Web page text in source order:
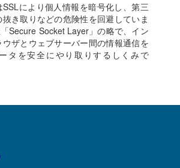
により個人情報を暗号化し、第三
き取りなどの危険性を回避していま
Secure Socket Layer」の略で、イン
ザとウェブサーバー間の情報通信を
タを安全にやり取りするしくみで